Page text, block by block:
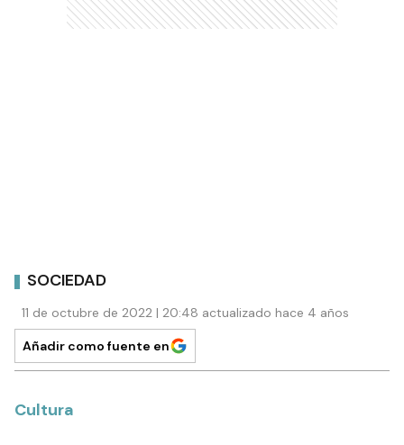
SOCIEDAD
11 de octubre de 2022 | 20:48 actualizado hace 4 años
Añadir como fuente en
Cultura